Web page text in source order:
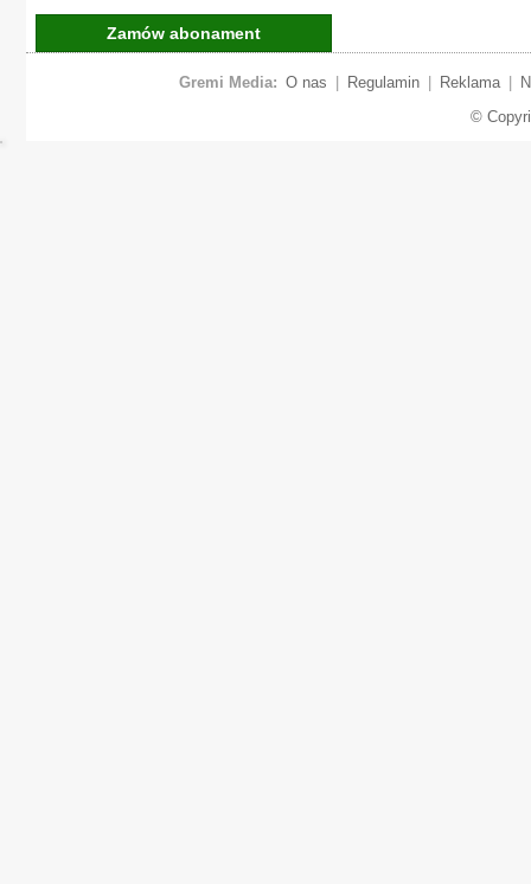
Zamów abonament
Gremi Media: O nas Regulamin Reklama
©